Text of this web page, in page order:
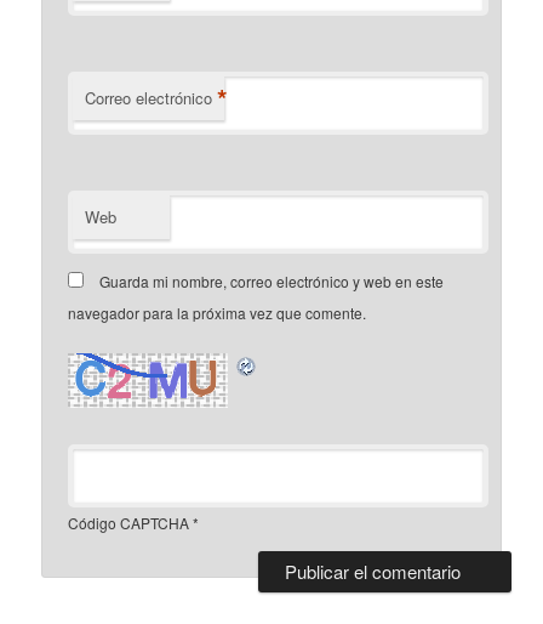
Correo electrónico *
Web
Guarda mi nombre, correo electrónico y web en este
navegador para la próxima vez que comente.
Código CAPTCHA*